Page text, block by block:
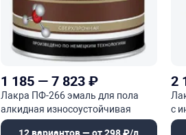
1 185 — 7 823 ₽
Лакра ПФ-266 эмаль для пола
алкидная износоустойчивая
сверхпрочная
2
с